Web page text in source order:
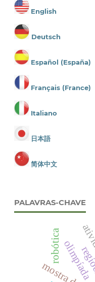
English
Deutsch
Español (España)
Français (France)
Italiano
日本語
简体中文
PALAVRAS-CHAVE
olimpíada
robótica